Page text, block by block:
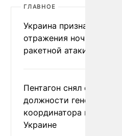
ГЛАВНОЕ
Украина признала
отражения ночной
ракетной атаки
Пентагон снял с
должности генерала-
координатора помощи
Украине